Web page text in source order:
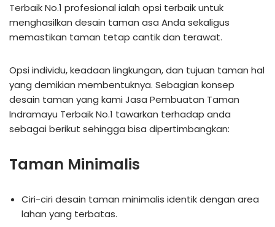
Terbaik No.1 profesional ialah opsi terbaik untuk
menghasilkan desain taman asa Anda sekaligus
memastikan taman tetap cantik dan terawat.
Opsi individu, keadaan lingkungan, dan tujuan taman hal
yang demikian membentuknya. Sebagian konsep
desain taman yang kami Jasa Pembuatan Taman
Indramayu Terbaik No.1 tawarkan terhadap anda
sebagai berikut sehingga bisa dipertimbangkan:
Taman Minimalis
Ciri-ciri desain taman minimalis identik dengan area
lahan yang terbatas.